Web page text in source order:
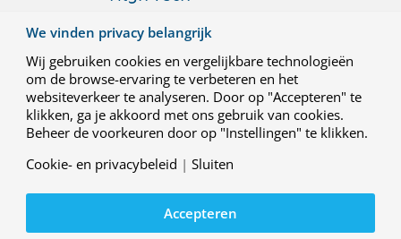
NLR gaat onderzoek doen naar
ruimte (met het bedrijf Spherical
Systems); het produceren van
raketmotoren metadditive manufacturing
(met Ignarion); en het 3D-printen van
bootrompen (IMPACD Boats en Tectonic-
3D). In de projecten wordt samengewerkt
met Nederlandse hightech bedrijven. De
projecten krijgen financiële
ondersteuning van Holland High Tech
binnen de MKB Defensie call 2025.
We vinden privacy belangrijk
Wij gebruiken cookies en vergelijkbare technologieën
om de browse-ervaring te verbeteren en het
websiteverkeer te analyseren. Door op "Accepteren" te
klikken, ga je akkoord met ons gebruik van cookies.
Beheer de voorkeuren door op "Instellingen" te klikken.
Cookie- en privacybeleid |Sluiten
Accepteren